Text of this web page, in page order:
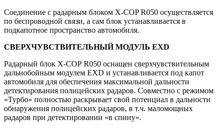
Соединение с радарным блоком X-COP R050 осуществляется
по беспроводной связи, а сам блок устанавливается в
подкапотное пространство автомобиля.
СВЕРХЧУВСТВИТЕЛЬНЫЙ МОДУЛЬ EXD
Радарный блок Х-СОР R050 оснащен сверхчувствительным
дальнобойным модулем EXD и устанавливается под капот
автомобиля для обеспечения максимальной дальности
детектирования полицейских радаров. Совместно с режимом
«Турбо» полностью раскрывает свой потенциал в дальности
обнаружения полицейских радаров, в т.ч. маломощных
радаров при детектировании «в спину».